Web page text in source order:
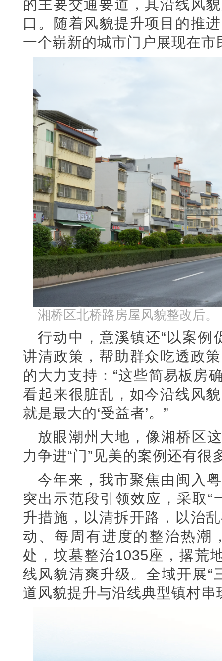
的主要交通要道，其沿线风
口。随着风貌提升项目的推
一个崭新的城市门户展现在市
湘桥区北桥路房屋风貌整改后。
行动中，意溪镇还“以案例
讲清政策，帮助群众吃透政
的大力支持：“这些简易板房
看起来很脏乱，如今沿线风
就是最大的‘受益者’。”
放眼潮州大地，像湘桥区
力争进“门”见美的案例还有很
今年来，我市聚焦由闽入
突出示范段引领效应，采取“
升措施，以清拆开路，以治
动、每周有进度的整治热潮
处，坟墓整治1035座，撂荒
线风貌清爽升级。全域开展“
道风貌提升与沿线典型镇村